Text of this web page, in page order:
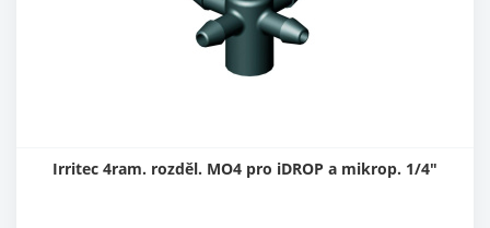
Irritec 4ram. rozděl. MO4 pro iDROP a mikrop. 1/4"